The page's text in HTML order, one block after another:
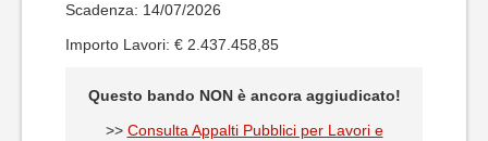
Scadenza: 14/07/2026
Importo Lavori: € 2.437.458,85
Questo bando NON è ancora aggiudicato!
>> Consulta Appalti Pubblici per Lavori e